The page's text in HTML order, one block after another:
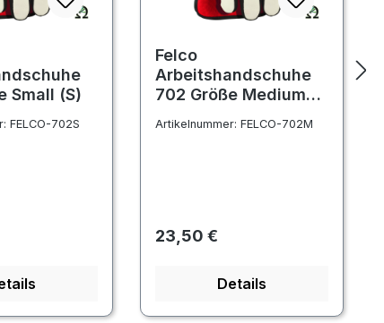
Small (S)
FELCO-702S
Felco
Arbeitshandschuhe
702 Größe Medium
Artikelnummer:FELCO-702M
Regulärer Preis:
23,50 €
Details